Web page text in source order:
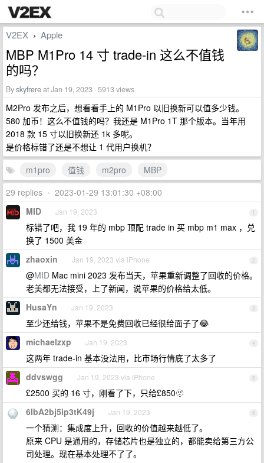
V2EX › Apple
MBP M1Pro 14 寸 trade-in 这么不值钱
的吗？
Byskyfrereat Jan 19, 2023 · 5913 views
M2Pro 发布之后，想看看手上的 M1Pro 以旧换新可以值多少钱。
580 加币！这么不值钱的吗？我还是 M1Pro 1T 那个版本。当年用
2018 款 15 寸以旧换新还 1k 多呢。
是价格标错了还是不想让 1 代用户换机？
m1pro
值钱 m2pro
MBP
29 replies • 2023-01-29 13:01:30 +08:00
1
MID Jan 19, 2023
标错了吧，我 19 年的 mbp 顶配 trade in 买 mbp m1 max ，兑
换了 1500 美金
2
zhaoxin Jan 19, 2023 via iPhone
@MID Mac mini 2023 发布当天，苹果重新调整了回收的价格。
老美都无法接受，上了新闻，说苹果的价格给太低。
3
HusaYn Jan 19, 2023
至少还给钱，苹果不是免费回收已经很给面子了😂
4
michaelzxp Jan 19, 2023
这两年 trade-in 基本没法用，比市场行情底了太多了
5
ddvswgg Jan 19, 2023 via iPhone
£2500 买的 16 寸，刚看了下，只给£850🫥
6
6IbA2bj5ip3tK49j Jan 19, 2023
一个猜测：集成度上升，回收的价值越来越低了。
原来 CPU 是通用的，存储芯片也是独立的，都能卖给第三方公
司处理。现在基本处理不了了。